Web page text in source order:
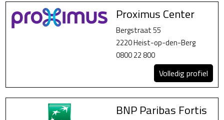
Proximus Center
Bergstraat 55
2220 Heist-op-den-Berg
0800 22 800
Volledig profiel
BNP Paribas Fortis